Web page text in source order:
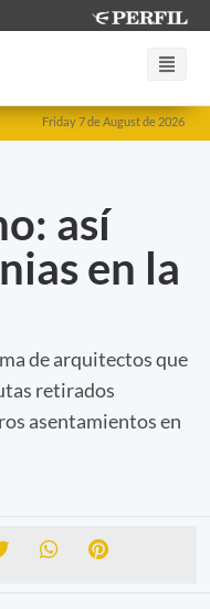
Friday 7 de August de 2026
así
en la
de arquitectos que
retirados
asentamientos en